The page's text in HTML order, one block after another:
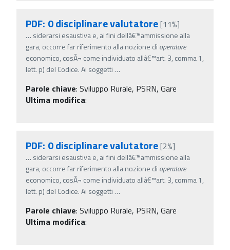
PDF: 0 disciplinare valutatore[11%]
… siderarsi esaustiva e, ai fini dellâ€™ammissione alla
gara, occorre far riferimento alla nozione di operatore
economico, cosÃ¬ come individuato allâ€™art. 3, comma 1,
lett. p) del Codice. Ai soggetti …
Parole chiave: Sviluppo Rurale, PSRN, Gare
Ultima modifica:
PDF: 0 disciplinare valutatore[2%]
… siderarsi esaustiva e, ai fini dellâ€™ammissione alla
gara, occorre far riferimento alla nozione di operatore
economico, cosÃ¬ come individuato allâ€™art. 3, comma 1,
lett. p) del Codice. Ai soggetti …
Parole chiave: Sviluppo Rurale, PSRN, Gare
Ultima modifica: